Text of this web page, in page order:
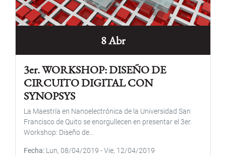
8 Abr
3er. WORKSHOP: DISEÑO DE
CIRCUITO DIGITAL CON
SYNOPSYS
La Maestría en Nanoelectrónica de la Universidad San
Francisco de Quito se enorgullecen en presentar el 3er.
Workshop: Diseño de...
Fecha Lun, 08/04/2019 -Vie, 12/04/2019